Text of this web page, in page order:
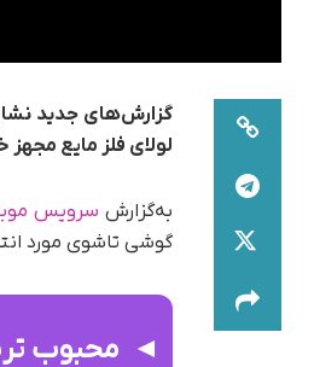
لولای فلز مایع مجهز
به‌گزارش سرویس
گوشی تاشوی مورد
محبوب